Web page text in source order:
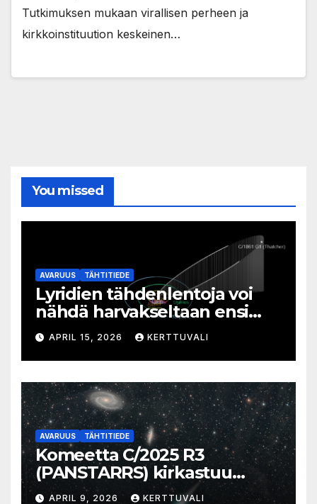
Tutkimuksen mukaan virallisen perheen ja
kirkkoinstituution keskeinen…
You missed
AVARUUS TÄHTITIEDE
Lyridien tähdenlentoja voi
nähdä harvakseltaan ensi
viikolla
APRIL 15, 2026 KERTTUVALI
AVARUUS TÄHTITIEDE
Komeetta C/2025 R3
(PANSTARRS) kirkastuu
aamutaivaalla
APRIL 9, 2026 KERTTUVALI